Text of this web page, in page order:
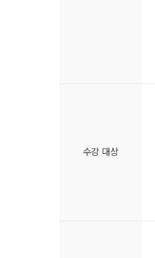
수강 대상